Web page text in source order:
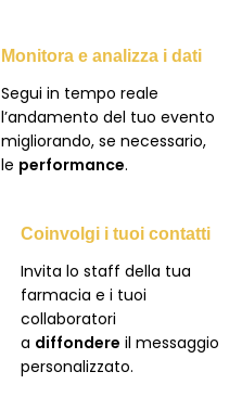
Monitora e analizza i dati
Segui in tempo reale
l’andamento del tuo evento
migliorando, se necessario,
le performance.
Coinvolgi i tuoi contatti
Invita lo staff della tua
farmacia e i tuoi
collaboratori
a diffondere il messaggio
personalizzato.